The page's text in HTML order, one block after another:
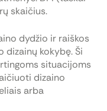
skaičius.
dydžio ir raiškos
dizainų kokybę. Ši
situacijoms
dizaino
arba